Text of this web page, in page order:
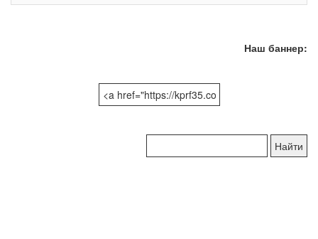
Наш баннер:
по